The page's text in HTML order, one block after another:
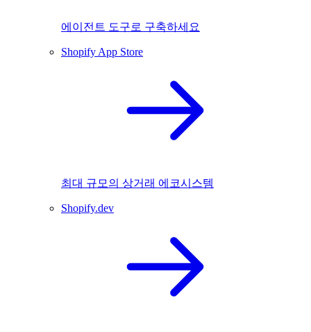
에이전트 도구로 구축하세요
Shopify App Store
최대 규모의 상거래 에코시스템
Shopify.dev